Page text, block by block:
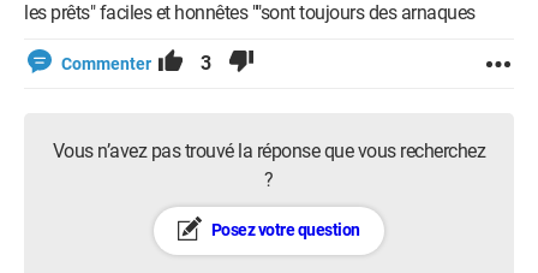
les prêts" faciles et honnêtes ""sont toujours des arnaques
Commenter 3
Vous n’avez pas trouvé la réponse que vous recherchez
?
Posez votre question